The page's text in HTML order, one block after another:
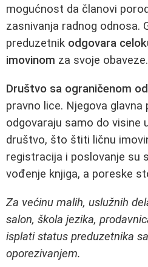
mogućnost da članovi
zasnivanja radnog odnosa.
preduzetnik odgovara
imovinom za svoje obaveze.
Društvo sa ograničenom
pravno lice. Njegova
odgovaraju samo do visine
društvo, što štiti ličnu
registracija i poslovanje su
vođenje knjiga, a poreske
Za većinu malih, uslužnih
salon, škola jezika,
isplati status preduzetnika
oporezivanjem.